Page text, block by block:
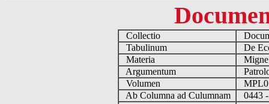
Collectio
Tabulinum
De
Materia
Argumentum
Volumen
Ab Columna ad Culumnam
0443